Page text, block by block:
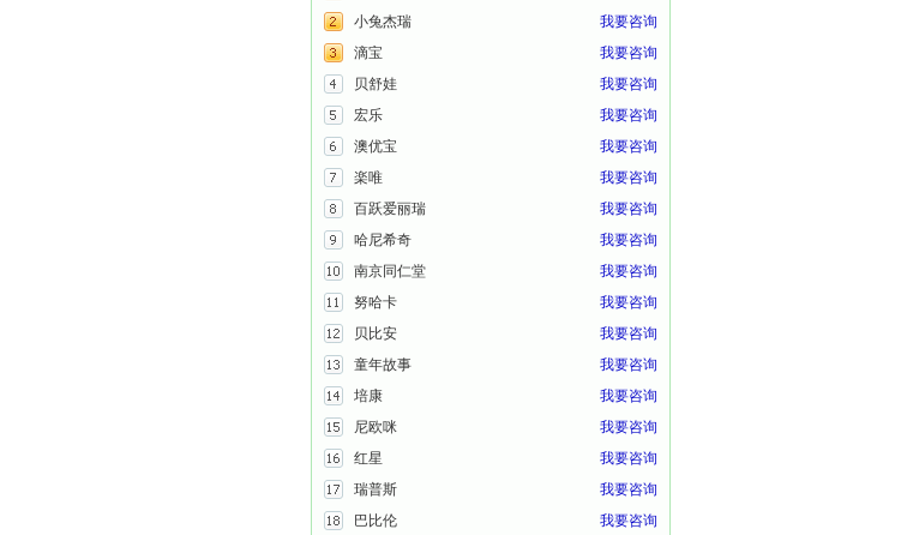
我要咨询
小兔杰瑞
我要咨询
滴宝
我要咨询
贝舒娃
我要咨询
宏乐
我要咨询
澳优宝
我要咨询
楽唯
我要咨询
百跃爱丽瑞
我要咨询
哈尼希奇
我要咨询
南京同仁堂
我要咨询
努哈卡
我要咨询
贝比安
我要咨询
童年故事
我要咨询
培康
我要咨询
尼欧咪
我要咨询
红星
我要咨询
瑞普斯
我要咨询
巴比伦